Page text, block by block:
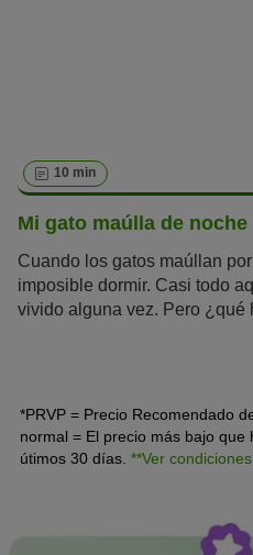
10 min
Mi gato maúlla de noche
Cuando los gatos maúllan
imposible dormir. Casi todo
vivido alguna vez. Pero ¿qué
*PRVP = Precio Recomendado
normal = El precio más bajo
útimos 30 días. **Ver condiciones